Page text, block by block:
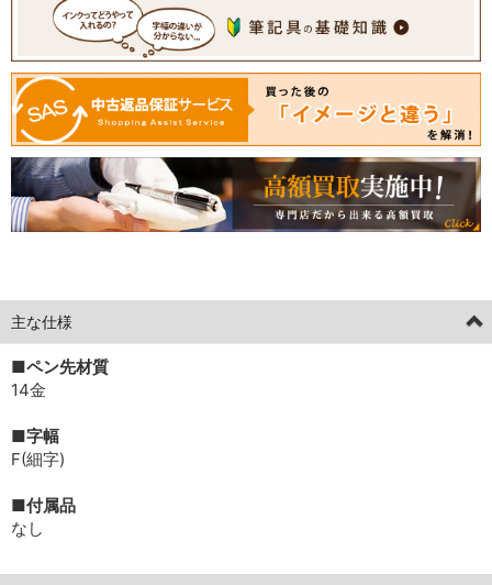
主な仕様
■ペン先材質
14金
■字幅
F(細字)
■付属品
なし